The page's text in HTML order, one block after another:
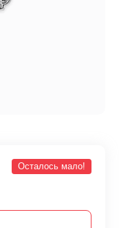
Осталось мало!